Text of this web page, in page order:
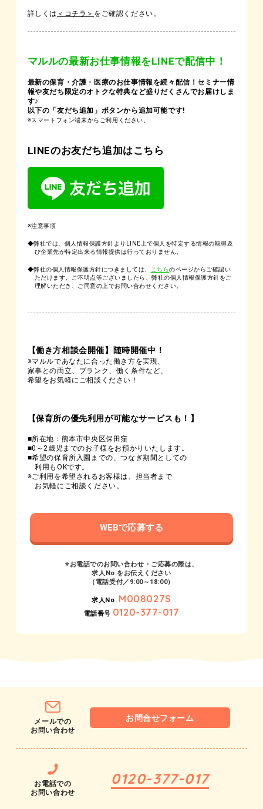
詳しくは ＜コチラ＞ をご確認ください。
マルルの最新お仕事情報をLINEで配信中！
最新の保育・介護・医療のお仕事情報を続々配信！セミナー情
報や友だち限定のオトクな特典など盛りだくさんでお届けしま
す♪
以下の「友だち追加」ボタンから追加可能です!
※スマートフォン端末からご利用ください。
LINEのお友だち追加はこちら
※注意事項
◆弊社では、個人情報保護方針よりLINE上で個人を特定する情報の取得及
び企業先が特定出来る情報提供は行っておりません。
◆弊社の個人情報保護方針につきましては、 こちらのページからご確認い
ただけます。ご不明点等ございましたら、弊社の個人情報保護方針をご
理解いただき、ご同意の上でお問い合わせください。
【働き方相談会開催】随時開催中！
※マルルであなたに合った働き方を実現、
家事との両立、ブランク、働く条件など、
希望をお気軽にご相談ください！
【保育所の優先利用が可能なサービスも！】
■所在地：熊本市中央区保田窪
■0～2歳児までのお子様をお預かりいたします。
■希望の保育所入園までの、つなぎ期間としての
利用もOKです。
※ご利用を希望されるお客様は、担当者まで
お気軽にご相談ください。
WEBで応募する
※お電話でのお問い合わせ・ご応募の際は、
求人No.をお伝えください
（電話受付／9:00～18:00）
求人No. M008027S
電話番号 0120-377-017
メールでの
お問い合わせ
お問合せフォーム
お電話での
お問い合わせ
0120-377-017